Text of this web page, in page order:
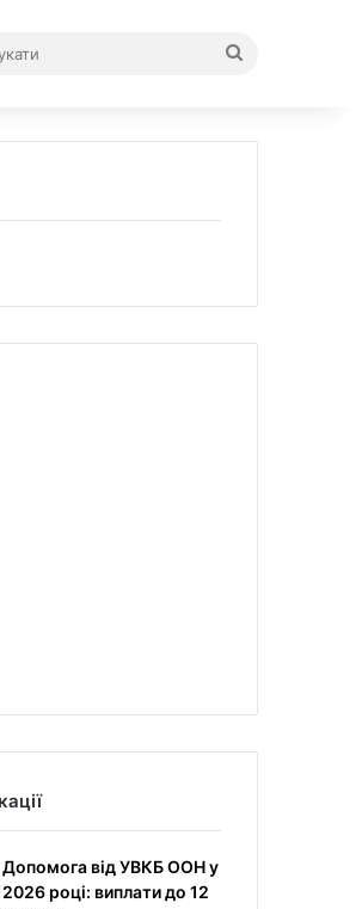
skin
Допомога від УВКБ ООН у
2026 році: виплати до 12